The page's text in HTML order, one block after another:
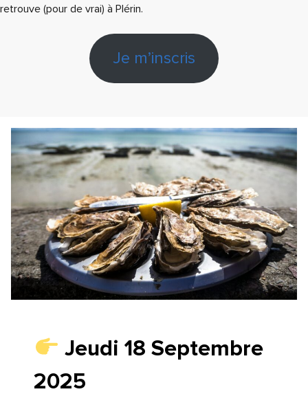
retrouve (pour de vrai) à Plérin.
Je m’inscris
Jeudi 18 Septembre
2025